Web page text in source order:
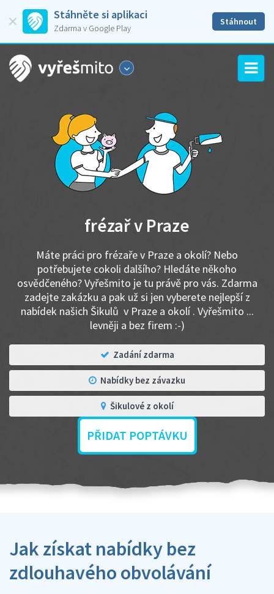
Stáhněte si aplikaci
Zdarma v Google Play
Stáhnout
frézař v Praze
Máte práci pro frézaře v Praze a okolí? Nebo
potřebujete cokoli dalšího? Hledáte někoho
osvědčeného? Vyřešmito je tu právě pro vás. Zdarma
zadejte zakázku a pak už si jen vyberete nejlepší z
nabídek našich Šikulů v Praze a okolí . Vyřešmito ...
levněji a bez firem :-)
Zadání zdarma
Nabídky bez závazku
Šikulové z okolí
PŘIDAT POPTÁVKU
Jak získat nabídky bez
zdlouhavého obvolávání